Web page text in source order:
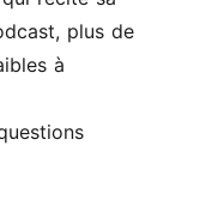
plus de
à